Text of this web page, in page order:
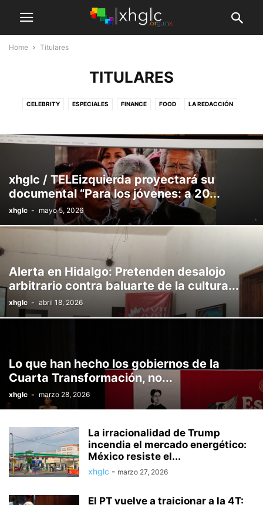
Home Titulares
TITULARES
CELEBRITY ESPECIALES FINANCE FOOD LA REDACCIÓN
SALA DE PRENSA TITULARES TRAVEL XHGLC MEDIA
xhglc / TELEizquierda proyectará su
documental “Para los jóvenes: a 20...
xhglc - mayo 5, 2026
Alerta en Hidalgo: Pretenden desalojo
arbitrario contra baluarte de la cultura...
xhglc - abril 18, 2026
Lo que han hecho los gobiernos de la
Cuarta Transformación, no...
xhglc - marzo 28, 2026
La irracionalidad de Trump
incendia el mercado energético:
México resiste el...
xhglc - marzo 27, 2026
El PT vuelve a traicionar a la 4T: